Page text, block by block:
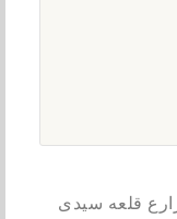
قلعه سیدی